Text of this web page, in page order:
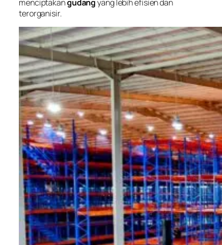
menciptakangudangyang lebih efisien dan
terorganisir.